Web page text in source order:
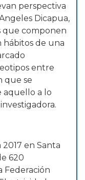
perspectiva
Dicapua,
que componen
hábitos de una
entre
que se
aquello a lo
en Santa
620
Federación